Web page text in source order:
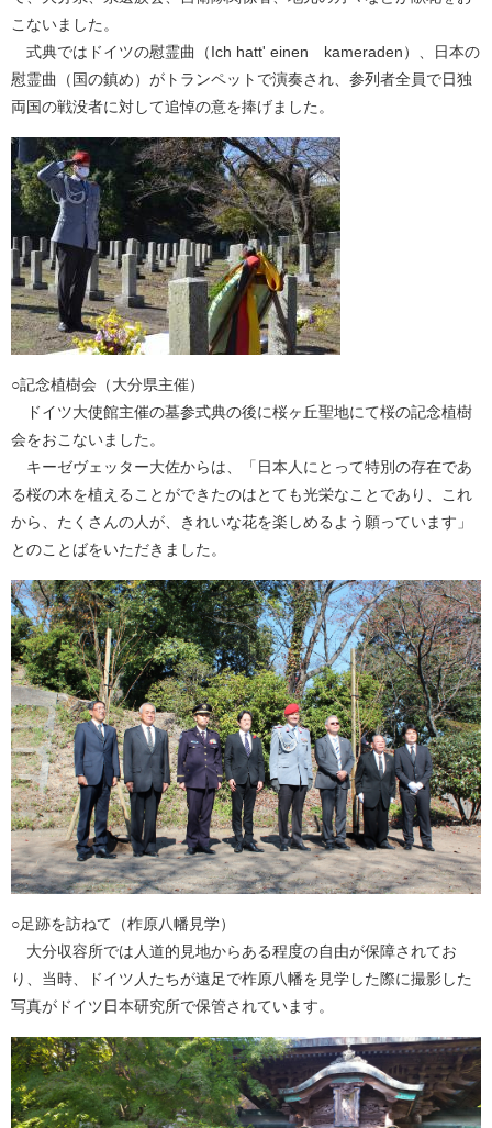
こないました。
式典ではドイツの慰霊曲（Ich hatt' einen kameraden）、日本の
慰霊曲（国の鎮め）がトランペットで演奏され、参列者全員で日独
両国の戦没者に対して追悼の意を捧げました。
○記念植樹会（大分県主催）
ドイツ大使館主催の墓参式典の後に桜ヶ丘聖地にて桜の記念植樹
会をおこないました。
キーゼヴェッター大佐からは、「日本人にとって特別の存在であ
る桜の木を植えることができたのはとても光栄なことであり、これ
から、たくさんの人が、きれいな花を楽しめるよう願っています」
とのことばをいただきました。
○足跡を訪ねて（柞原八幡見学）
大分収容所では人道的見地からある程度の自由が保障されてお
り、当時、ドイツ人たちが遠足で柞原八幡を見学した際に撮影した
写真がドイツ日本研究所で保管されています。